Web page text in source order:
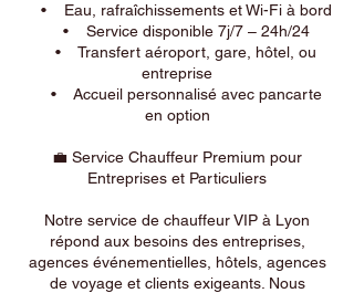
• Eau, rafraîchissements et Wi-Fi à bord
• Service disponible 7j/7 – 24h/24
• Transfert aéroport, gare, hôtel, ou
entreprise
• Accueil personnalisé avec pancarte
en option
💼 Service Chauffeur Premium pour
Entreprises et Particuliers
Notre service de chauffeur VIP à Lyon
répond aux besoins des entreprises,
agences événementielles, hôtels, agences
de voyage et clients exigeants. Nous